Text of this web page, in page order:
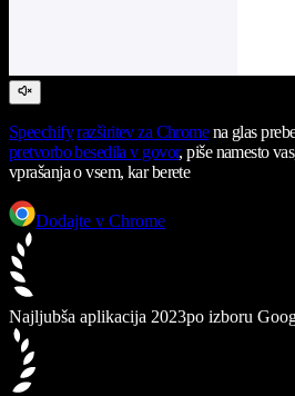
Speechify razširitev za Chromena glas
pretvorbo besedila v govor, piše namesto
vprašanja o vsem, kar berete
Dodajte v Chrome
Najljubša aplikacija 2023po izboru